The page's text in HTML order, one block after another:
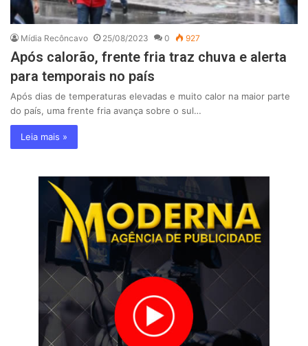
Mídia Recôncavo 25/08/2023 0 927
Após calorão, frente fria traz chuva e alerta
para temporais no país
Após dias de temperaturas elevadas e muito calor na maior parte
do país, uma frente fria avança sobre o sul…
Leia mais »